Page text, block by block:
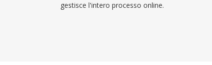
gestisce l'intero processo online.